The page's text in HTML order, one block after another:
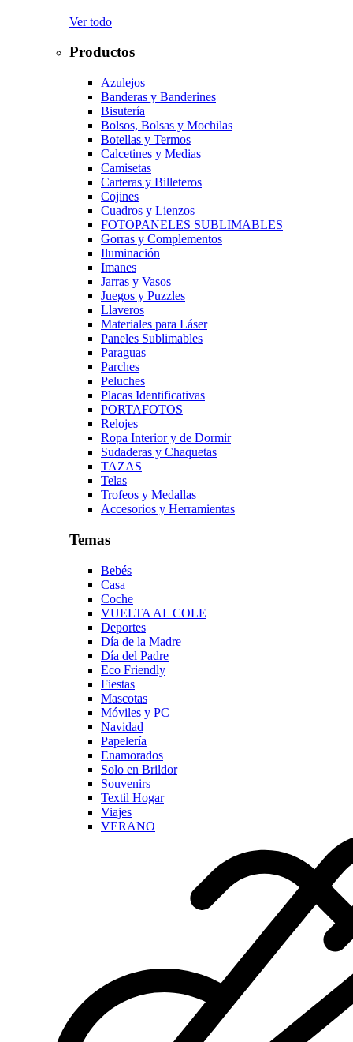
Ver todo
Productos
Azulejos
Banderas y Banderines
Bisutería
Bolsos, Bolsas y Mochilas
Botellas y Termos
Calcetines y Medias
Camisetas
Carteras y Billeteros
Cojines
Cuadros y Lienzos
FOTOPANELES SUBLIMABLES
Gorras y Complementos
Iluminación
Imanes
Jarras y Vasos
Juegos y Puzzles
Llaveros
Materiales para Láser
Paneles Sublimables
Paraguas
Parches
Peluches
Placas Identificativas
PORTAFOTOS
Relojes
Ropa Interior y de Dormir
Sudaderas y Chaquetas
TAZAS
Telas
Trofeos y Medallas
Accesorios y Herramientas
Temas
Bebés
Casa
Coche
VUELTA AL COLE
Deportes
Día de la Madre
Día del Padre
Eco Friendly
Fiestas
Mascotas
Móviles y PC
Navidad
Papelería
Enamorados
Solo en Brildor
Souvenirs
Textil Hogar
Viajes
VERANO